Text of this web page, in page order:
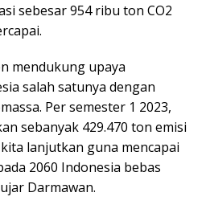
sebesar 954 ribu ton CO2
mendukung upaya
salah satunya dengan
Per semester 1 2023,
sebanyak 429.470 ton emisi
lanjutkan guna mencapai
2060 Indonesia bebas
Darmawan.